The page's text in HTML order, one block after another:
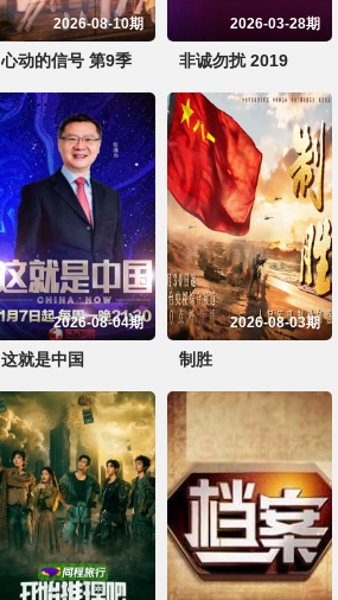
2026-08-10期
心动的信号 第9季
2026-03-28期
非诚勿扰 2019
2026-08-04期
这就是中国
2026-08-03期
制胜